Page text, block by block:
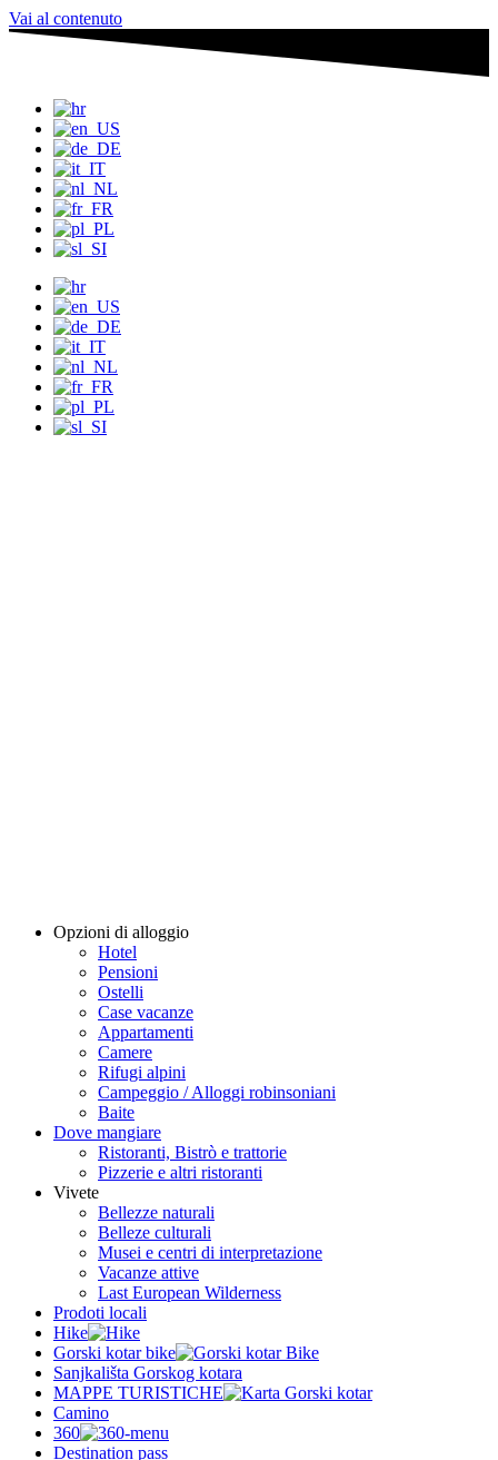
Vai al contenuto
Opzioni di alloggio
Hotel
Pensioni
Ostelli
Case vacanze
Appartamenti
Camere
Rifugi alpini
Campeggio / Alloggi robinsoniani
Baite
Dove mangiare
Ristoranti, Bistrò e trattorie
Pizzerie e altri ristoranti
Vivete
Bellezze naturali
Belleze culturali
Musei e centri di interpretazione
Vacanze attive
Last European Wilderness
Prodoti locali
Hike
Gorski kotar bike
Sanjkališta Gorskog kotara
MAPPE TURISTICHE
Camino
360
Destination pass